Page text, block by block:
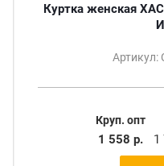
Куртка женская
Круп. опт
1 558 р. 1